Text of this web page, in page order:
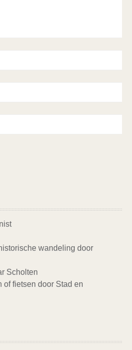
wandeling door
Scholten
of fietsen door Stad en